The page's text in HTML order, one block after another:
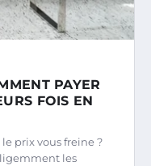
PAYER
FOIS EN
prix vous freine ?
les